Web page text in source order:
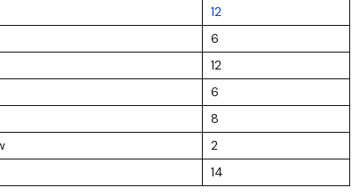
12
6
12
6
8
2
14